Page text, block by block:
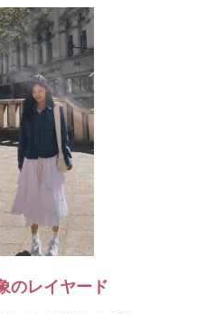
のレイヤード